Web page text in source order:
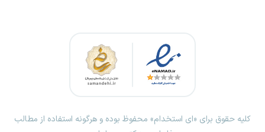
کلیه حقوق برای «ای استخدام» محفوظ بوده و هرگونه استفاده از مطالب